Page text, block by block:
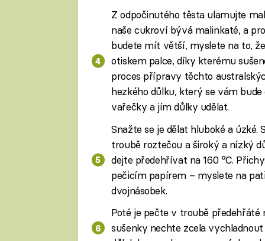
Z odpočinutého těsta ulamujte
naše cukroví bývá malinkaté, a
budete mít větší, myslete na to,
otiskem palce, díky kterému
proces přípravy těchto
hezkého důlku, který se vám
vařečky a jím důlky udělat.
Snažte se je dělat hluboké a úzké.
troubě roztečou a široký a nízký
dejte předehřívat na 160 °C.
pečicím papírem – myslete na
dvojnásobek.
Poté je pečte v troubě předehřáté
sušenky nechte zcela